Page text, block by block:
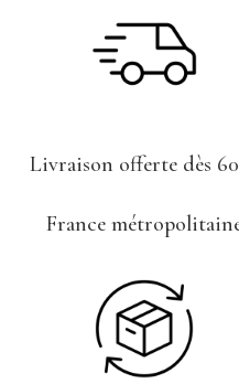
!
Livraison offerte dès
France
!